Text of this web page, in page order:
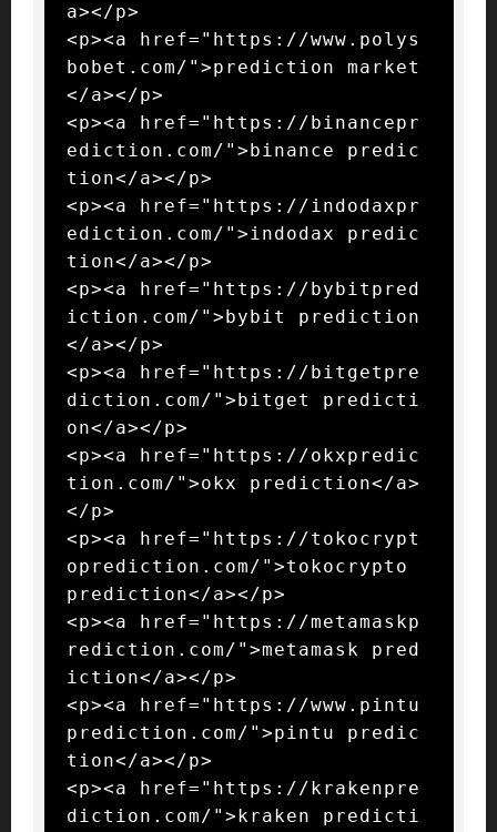
a></p>
<p><a href="https://www.polys
bobet.com/">prediction market
</a></p>
<p><a href="https://binancepr
ediction.com/">binance predic
tion</a></p>
<p><a href="https://indodaxpr
ediction.com/">indodax predic
tion</a></p>
<p><a href="https://bybitpred
iction.com/">bybit prediction
</a></p>
<p><a href="https://bitgetpre
diction.com/">bitget predicti
on</a></p>
<p><a href="https://okxpredic
tion.com/">okx prediction</a>
</p>
<p><a href="https://tokocrypt
oprediction.com/">tokocrypto
prediction</a></p>
<p><a href="https://metamaskp
rediction.com/">metamask pred
iction</a></p>
<p><a href="https://www.pintu
prediction.com/">pintu predic
tion</a></p>
<p><a href="https://krakenpre
diction.com/">kraken predicti